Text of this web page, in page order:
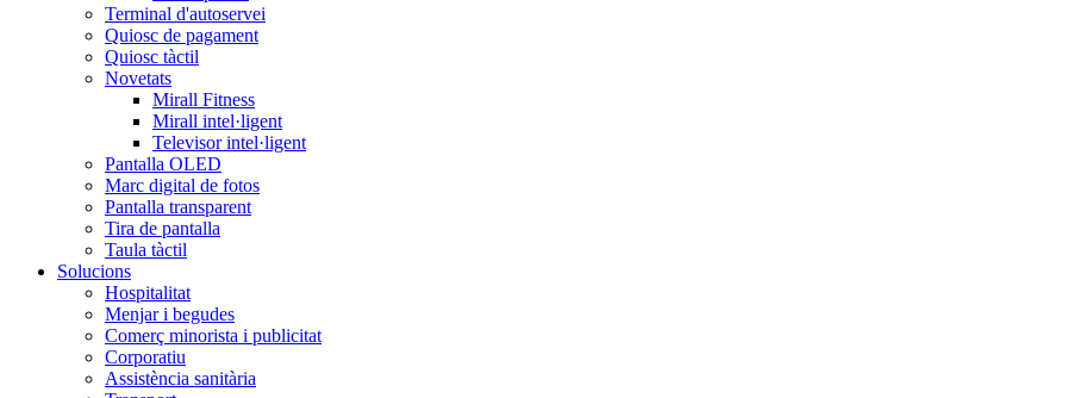
Terminal d'autoservei
Quiosc de pagament
Quiosc tàctil
Novetats
Mirall Fitness
Mirall intel·ligent
Televisor intel·ligent
Pantalla OLED
Marc digital de fotos
Pantalla transparent
Tira de pantalla
Taula tàctil
Solucions
Hospitalitat
Menjar i begudes
Comerç minorista i publicitat
Corporatiu
Assistència sanitària